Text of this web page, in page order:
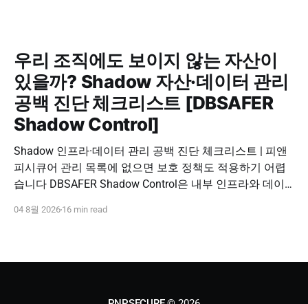
우리 조직에도 보이지 않는 자산이
있을까? Shadow 자산·데이터 관리
공백 진단 체크리스트 [DBSAFER
Shadow Control]
Shadow 인프라·데이터 관리 공백 진단 체크리스트 | 피앤
피시큐어 관리 목록에 없으면 보호 정책도 적용하기 어렵
습니다 DBSAFER Shadow Control은 내부 인프라와 데이
나의 보안 운영 흐름으로 제공합니다. DBSAFER Shadow
04 8월 2026 16 min read